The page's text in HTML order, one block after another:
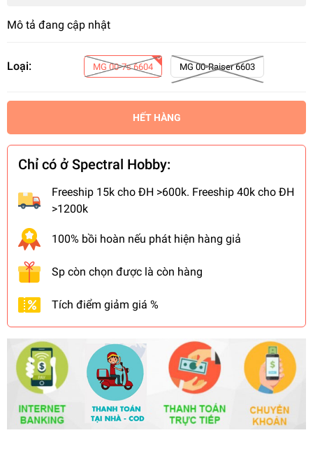
Mô tả đang cập nhật
Loại: MG 00-7s 6604 MG 00-Raiser 6603
HẾT HÀNG
Chỉ có ở Spectral Hobby:
Freeship 15k cho ĐH >600k. Freeship 40k cho ĐH
>1200k
100% bồi hoàn nếu phát hiện hàng giả
Sp còn chọn được là còn hàng
Tích điểm giảm giá %